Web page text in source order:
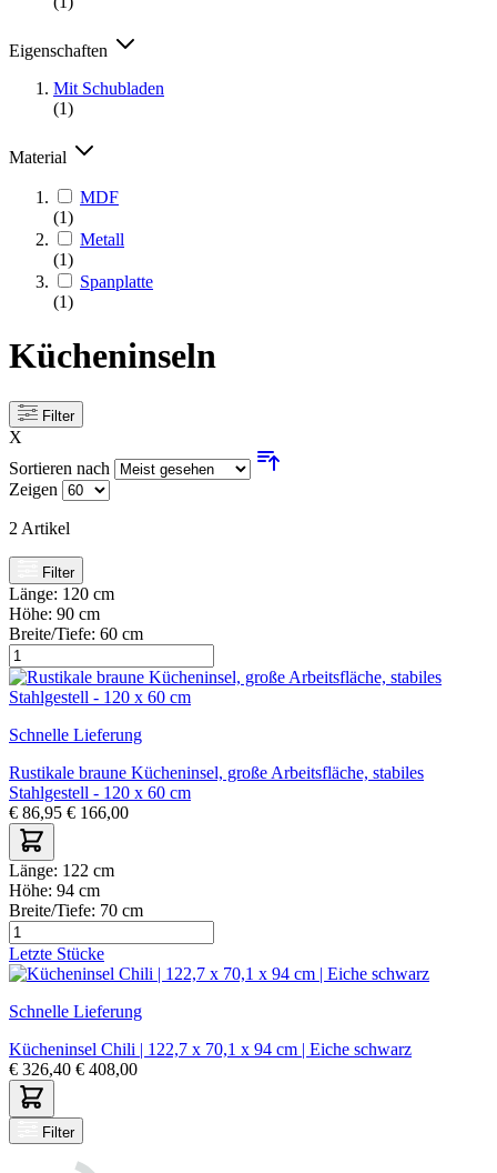
Eigenschaften
Mit Schubladen
(1)
Material
MDF
(1)
Metall
(1)
Spanplatte
(1)
Kücheninseln
Filter
X
Sortieren nach
Zeigen
2 Artikel
Filter
Länge: 120 cm
Höhe: 90 cm
Breite/Tiefe: 60 cm
Schnelle Lieferung
Rustikale braune Kücheninsel, große Arbeitsfläche, stabiles
Stahlgestell - 120 x 60 cm
€ 86,95 € 166,00
Länge: 122 cm
Höhe: 94 cm
Breite/Tiefe: 70 cm
Letzte Stücke
Schnelle Lieferung
Kücheninsel Chili | 122,7 x 70,1 x 94 cm | Eiche schwarz
€ 326,40 € 408,00
Filter